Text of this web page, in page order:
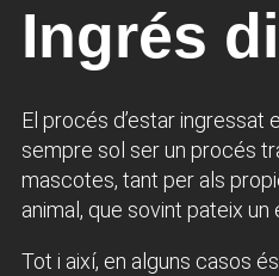
Ingrés
El procés d’estar ingressat
sempre sol ser un procés
mascotes, tant per als
animal, que sovint pateix
Tot i així, en alguns casos